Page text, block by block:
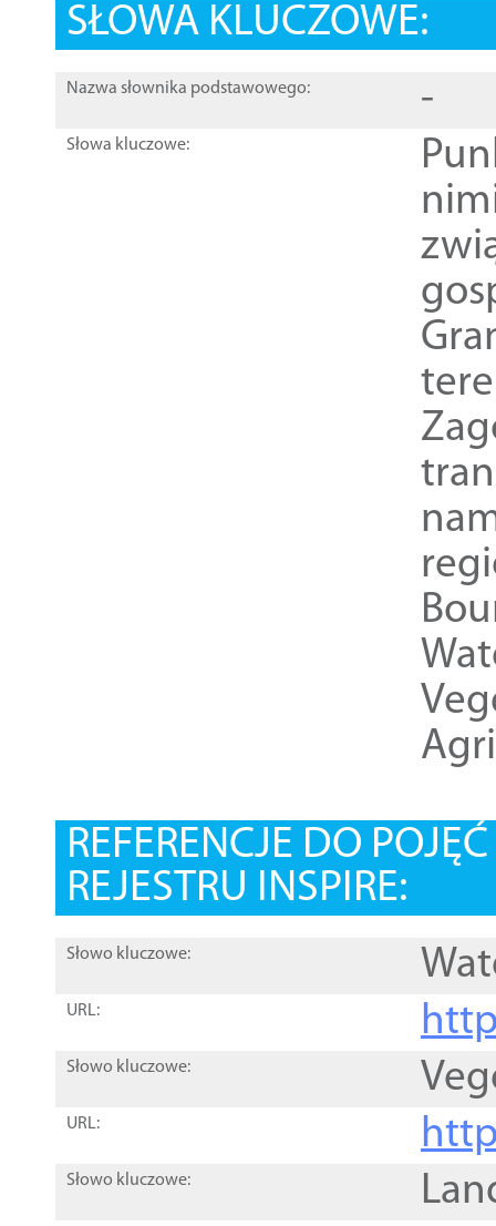
SŁOWA KLUCZOWE:
Nazwa słownika podstawowego: -
Słowa kluczowe:
REFERENCJE DO
REJESTRU INSPIRE:
Słowo kluczowe:
URL:
Słowo kluczowe:
URL:
Słowo kluczowe: